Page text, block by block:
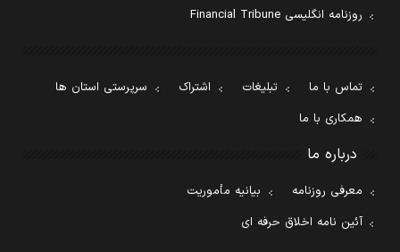
روزنامه انگلیسی Financial Tribune
تماس با ما تبلیغات اشتراک
سرپرستی استان ها
همکاری با ما
درباره ما
معرفی روزنامه
بیانیه مأموریت
آئین نامه اخلاق حرفه ای